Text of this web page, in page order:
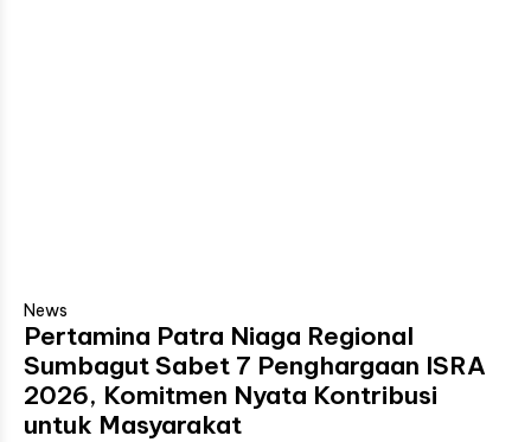
News
Pertamina Patra Niaga Regional
Sumbagut Sabet 7 Penghargaan ISRA
2026, Komitmen Nyata Kontribusi
untuk Masyarakat